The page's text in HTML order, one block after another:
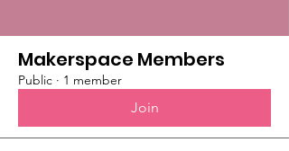
Makerspace Members
Public · 1 member
Join